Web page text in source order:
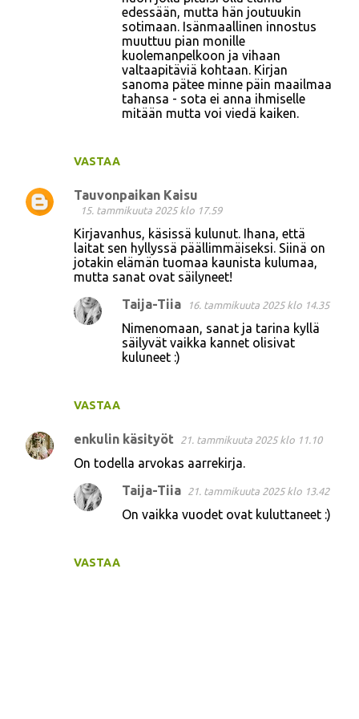
VASTAA
edessään, mutta hän joutuukin
sotimaan. Isänmaallinen innostus
muuttuu pian monille
kuolemanpelkoon ja vihaan
valtaapitäviä kohtaan. Kirjan
sanoma pätee minne päin maailmaa
tahansa - sota ei anna ihmiselle
mitään mutta voi viedä kaiken.
Tauvonpaikan Kaisu
15. tammikuuta 2025 klo 17.59
Kirjavanhus, käsissä kulunut. Ihana, että
laitat sen hyllyssä päällimmäiseksi. Siinä on
jotakin elämän tuomaa kaunista kulumaa,
mutta sanat ovat säilyneet!
VASTAA
Taija-Tiia 16. tammikuuta 2025 klo 14.35
Nimenomaan, sanat ja tarina kyllä
säilyvät vaikka kannet olisivat
kuluneet :)
enkulin käsityöt 21. tammikuuta 2025 klo 11.10
On todella arvokas aarrekirja.
VASTAA
Taija-Tiia 21. tammikuuta 2025 klo 13.42
On vaikka vuodet ovat kuluttaneet :)